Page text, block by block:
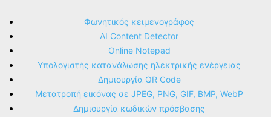
Φωνητικός κειμενογράφος
AI Content Detector
Online Notepad
Υπολογιστής κατανάλωσης ηλεκτρικής ενέργειας
Δημιουργία QR Code
Μετατροπή εικόνας σε JPEG, PNG, GIF, BMP, WebP
Δημιουργία κωδικών πρόσβασης